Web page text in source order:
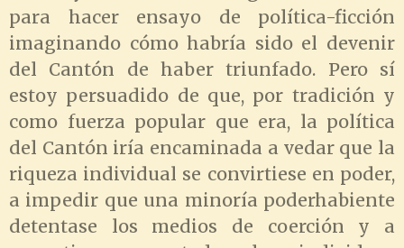
para hacer ensayo de política-ficción
imaginando cómo habría sido el devenir
del Cantón de haber triunfado. Pero sí
estoy persuadido de que, por tradición y
como fuerza popular que era, la política
del Cantón iría encaminada a vedar que la
riqueza individual se convirtiese en poder,
a impedir que una minoría poderhabiente
detentase los medios de coerción y a